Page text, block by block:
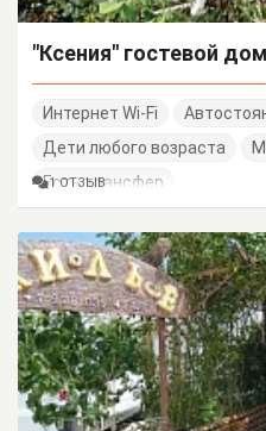
"Ксения" гостевой дом
Интернет Wi-Fi
Дети любого возраста
Есть трансфер
1 ОТЗЫВ